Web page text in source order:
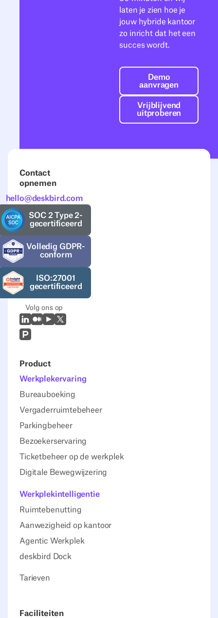
laten je zien hoe je
jouw hybride kantoor
zo inricht dat het een
succes wordt.
Demo
Demo
aanvragen
Vrijblijvend
Vrijblijvend
uitproberen
Contact
opnemen
hello@deskbird.com
SOC 2 Type 2-
gecertificeerd
Volledig GDPR-
conform
ISO:27001
gecertificeerd
Volg ons op
LinkedIn
Medium
YoutubeX (Twitter)
Prodcut Hunt
Product
Werkplekervaring
Bureauboeking
Vergaderruimtebeheer
Parkingbeheer
Bezoekerservaring
Ticketbeheer op de werkplek
Digitale Bewegwijzering
Werkplekintelligentie
Ruimtebenutting
Aanwezigheid op kantoor
Agentic Werkplek
deskbird Dock
Tarieven
Faciliteiten